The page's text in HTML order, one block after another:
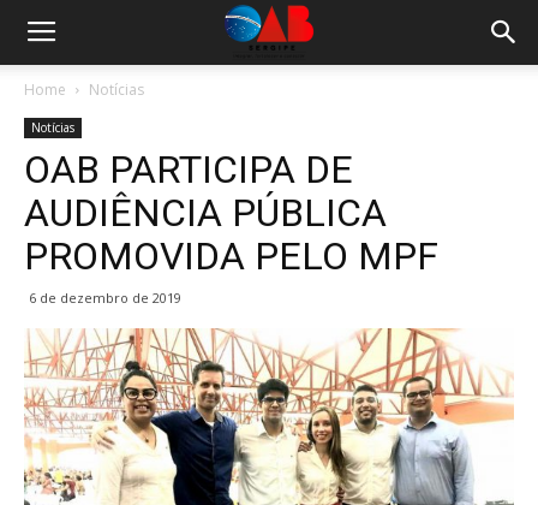
Home Notícias
Notícias
OAB PARTICIPA DE
AUDIÊNCIA PÚBLICA
PROMOVIDA PELO MPF
6 de dezembro de 2019